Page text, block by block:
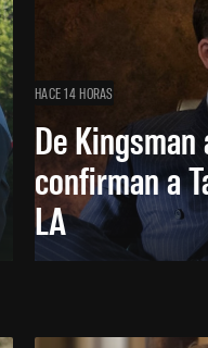
HACE 14 HORAS
De
confirman a
LA